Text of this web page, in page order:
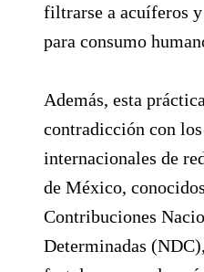
filtrarse a acuíferos
para consumo
Además, esta
contradicción con
internacionales de
de México,
Contribuciones
Determinadas